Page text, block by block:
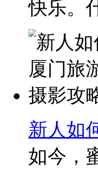
快乐。
新人如
如今，